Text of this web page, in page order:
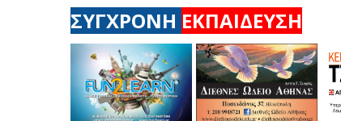
ΣΥΓΧΡΟΝΗ ΕΚΠΑΙΔΕΥΣΗ